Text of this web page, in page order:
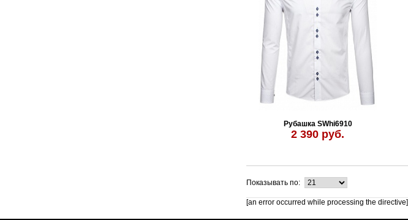
Рубашка SWhi6910
2 390 руб.
Показывать по:
[an error occurred while processing the directive]